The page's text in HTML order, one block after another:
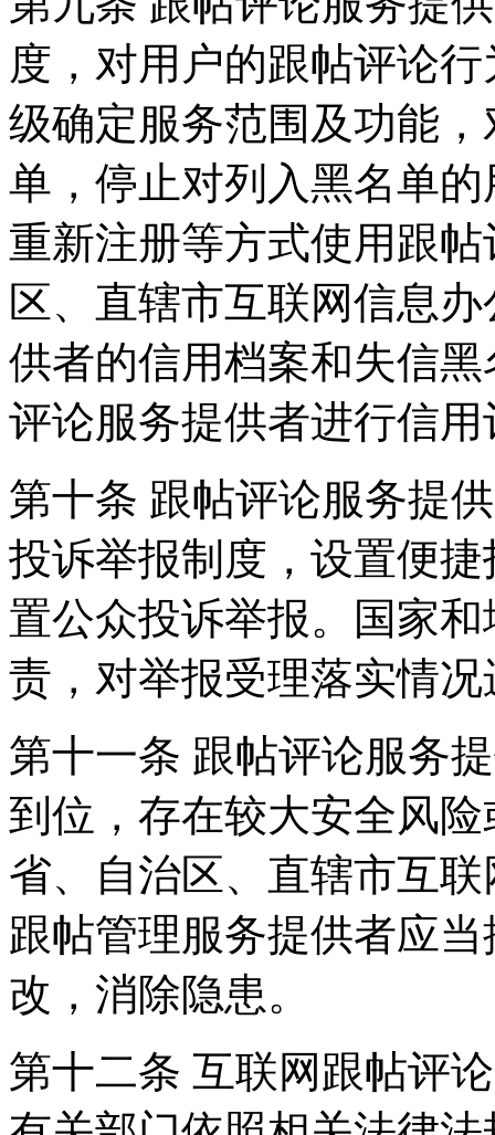
度，对用户的跟帖评论
级确定服务范围及功能
单，停止对列入黑名单
重新注册等方式使用跟
区、直辖市互联网信息
供者的信用档案和失信
评论服务提供者进行信用
第十条 跟帖评论服务提
投诉举报制度，设置便
置公众投诉举报。国家
责，对举报受理落实情
第十一条 跟帖评论服务
到位，存在较大安全风
省、自治区、直辖市互
跟帖管理服务提供者应
改，消除隐患。
第十二条 互联网跟帖评